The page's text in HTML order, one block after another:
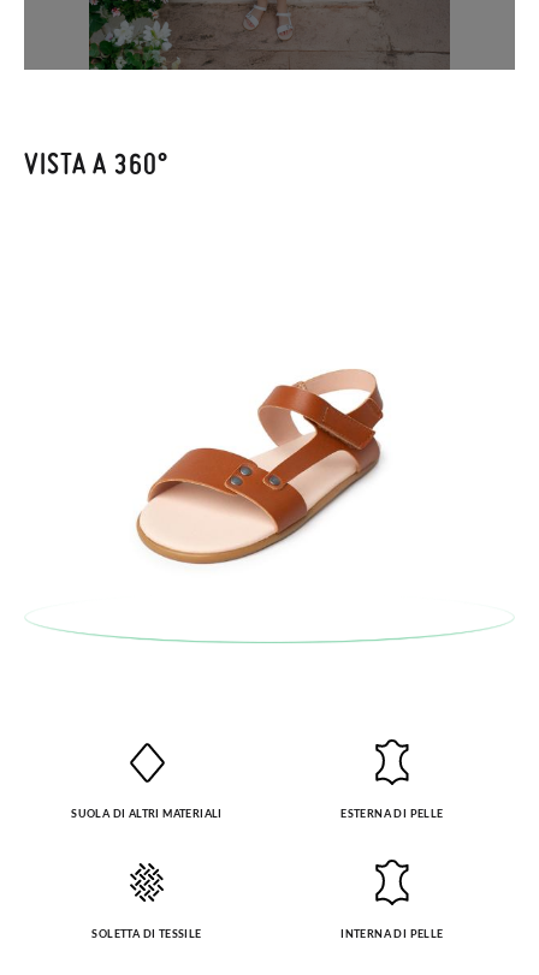
pagina deiResie inserisci il numero d'ordine e l'indirizzo e-mail
utilizzato per l'acquisto. Un'etichetta di reso verrà quindi
Per sostituire un articolo, ti preghiamo di restituire il paio
VISTA A 360°
SUOLA DI ALTRI MATERIALI ESTERNA DI PELLE
SOLETTA DI TESSILE INTERNA DI PELLE